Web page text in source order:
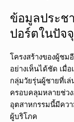
ข้อมูลประช
ปอร์ตในปัจ
โครงสร้างของผู้ช
อย่างเห็นได้ชัด เมื่
กลุ่มวัยรุ่นผู้ชายที่เ
ครอบคลุมหลายช่ว
อุตสาหกรรมนี้มีคว
ผู้บริโภค